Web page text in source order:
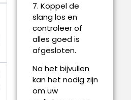
7. Koppel de
slang los en
controleer of
alles goed is
afgesloten.
Na het bijvullen
kan het nodig zijn
om uw